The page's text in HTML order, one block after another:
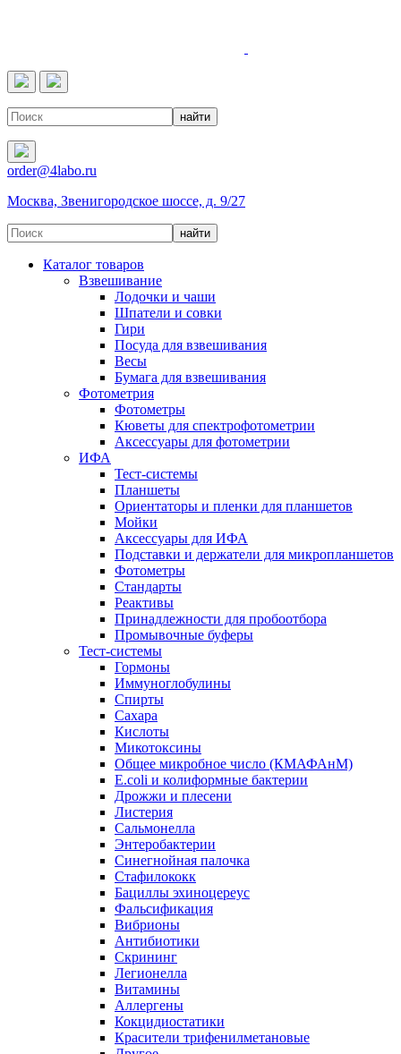
order@4labo.ru
Москва, Звенигородское шоссе, д. 9/27
Каталог товаров
Взвешивание
Лодочки и чаши
Шпатели и совки
Гири
Посуда для взвешивания
Весы
Бумага для взвешивания
Фотометрия
Фотометры
Кюветы для спектрофотометрии
Аксессуары для фотометрии
ИФА
Тест-системы
Планшеты
Ориентаторы и пленки для планшетов
Мойки
Аксессуары для ИФА
Подставки и держатели для микропланшетов
Фотометры
Стандарты
Реактивы
Принадлежности для пробоотбора
Промывочные буферы
Тест-системы
Гормоны
Иммуноглобулины
Спирты
Сахара
Кислоты
Микотоксины
Общее микробное число (КМАФАнМ)
E.coli и колиформные бактерии
Дрожжи и плесени
Листерия
Сальмонелла
Энтеробактерии
Синегнойная палочка
Стафилококк
Бациллы эхиноцереус
Фальсификация
Вибрионы
Антибиотики
Скрининг
Легионелла
Витамины
Аллергены
Кокцидиостатики
Красители трифенилметановые